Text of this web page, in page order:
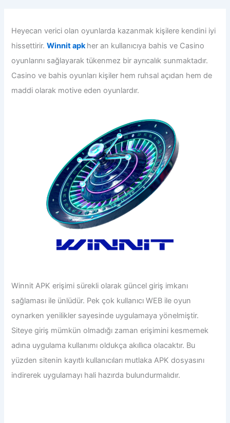
Heyecan verici olan oyunlarda kazanmak kişilere kendini iyi
hissettirir.Winnit apkher an kullanıcıya bahis ve Casino
oyunlarını sağlayarak tükenmez bir ayrıcalık sunmaktadır.
Casino ve bahis oyunları kişiler hem ruhsal açıdan hem de
maddi olarak motive eden oyunlardır.
Winnit APKerişimi sürekli olarak güncel giriş imkanı
sağlaması ile ünlüdür. Pek çok kullanıcı WEB ile oyun
oynarken yenilikler sayesinde uygulamaya yönelmiştir.
Siteye giriş mümkün olmadığı zaman erişimini kesmemek
adına uygulama kullanımı oldukça akıllıca olacaktır. Bu
yüzden sitenin kayıtlı kullanıcıları mutlaka APK dosyasını
indirerek uygulamayı hali hazırda bulundurmalıdır.